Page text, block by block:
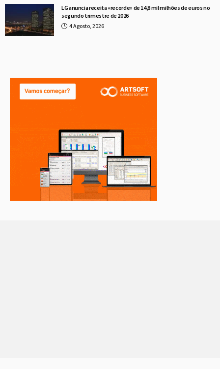
LG anuncia receita «recorde» de 14,8 mil milhões de euros no
segundo trimestre de 2026
4 Agosto, 2026